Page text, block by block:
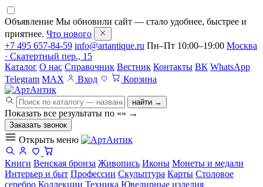
Объявление Мы обновили сайт — стало удобнее, быстрее и
приятнее. Что нового
+7 495 657-84-59 info@artantique.ru Пн–Пт 10:00–19:00 Москва
· Скатертный пер., 15
Каталог О нас Справочник Вестник Контакты ВК WhatsApp
Telegram MAX Вход Корзина
найти →
Показать все результаты по «» →
Заказать звонок
Открыть меню
Книги Венская бронза Живопись Иконы Монеты и медали
Интерьер и быт Профессии Скульптура Карты Столовое
серебро Коллекции Техника Ювелирные изделия